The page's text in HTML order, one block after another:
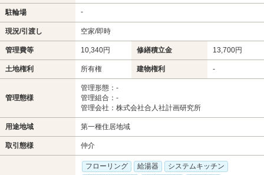
駐輪場 -
現況/引渡し 空家/即時
管理費等 10,340円 修繕積立金 13,700円
土地権利 所有権 建物権利 -
管理態様
管理形態：-
管理組合：-
管理会社：株式会社合人社計画研究所
用途地域 第一種住居地域
取引態様 仲介
フローリング 給湯器
システムキッチン